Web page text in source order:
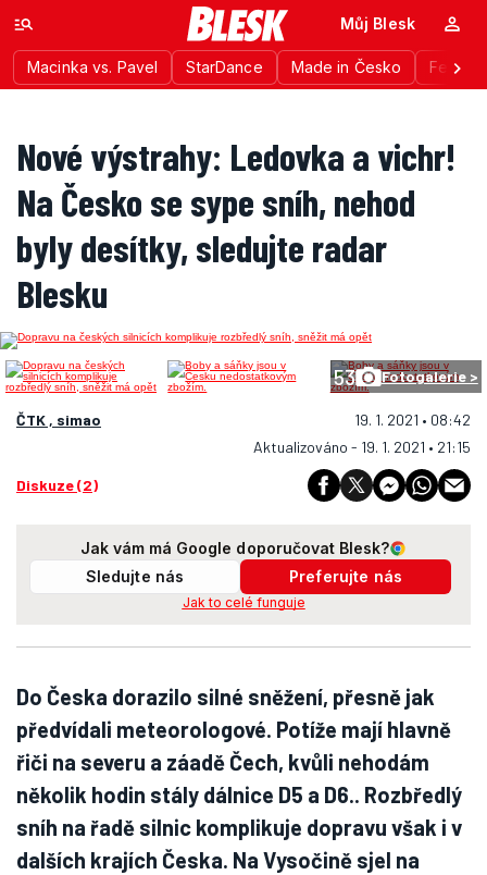
Macinka vs. Pavel StarDance Made in Česko
Můj Blesk
Nové výstrahy: Ledovka a vichr!
Na Česko se sype sníh, nehod
byly desítky, sledujte radar
Blesku
53 Fotogalerie >
ČTK , simao
19. 1. 2021 • 08:42
Aktualizováno - 19. 1. 2021 • 21:15
Diskuze (2)
Jak vám má Google doporučovat Blesk?
Sledujte nás
Preferujte nás
Jak to celé funguje
Do Česka dorazilo silné sněžení, přesně jak
předvídali meteorologové. Potíže mají hlavně
řiči na severu a záadě Čech, kvůli nehodám
několik hodin stály dálnice D5 a D6.. Rozbředlý
sníh na řadě silnic komplikuje dopravu však i v
dalších krajích Česka. Na Vysočině sjel na